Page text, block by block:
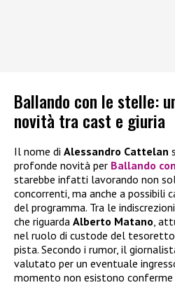
Ballando con le stelle:
novità tra cast e giuria
Il nome di Alessandro Cattelan
profonde novità per Ballando
starebbe infatti lavorando non
concorrenti, ma anche a possibili
del programma. Tra le
che riguarda Alberto Matano ,
nel ruolo di custode del
pista. Secondo i rumor, il
valutato per un eventuale
momento non esistono